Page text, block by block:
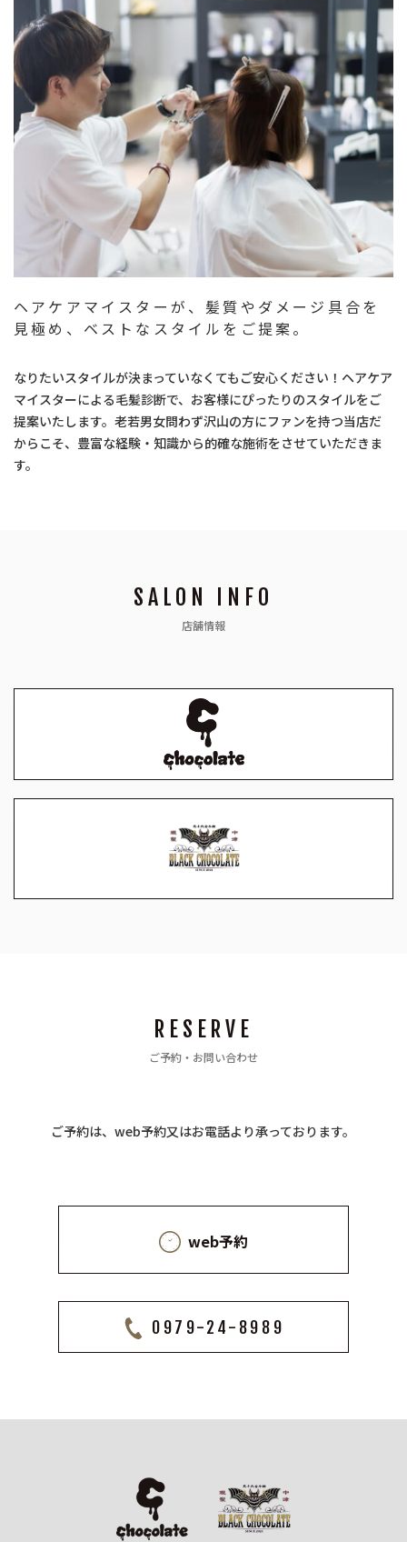
ヘアケアマイスターが、髪質やダメージ具合を
見極め、ベストなスタイルをご提案。
なりたいスタイルが決まっていなくてもご安心ください！ヘアケア
マイスターによる毛髪診断で、お客様にぴったりのスタイルをご
提案いたします。老若男女問わず沢山の方にファンを持つ当店だ
からこそ、豊富な経験・知識から的確な施術をさせていただきま
す。
SALON INFO
店舗情報
RESERVE
ご予約・お問い合わせ
ご予約は、web予約又はお電話より承っております。
web予約
0979-24-8989